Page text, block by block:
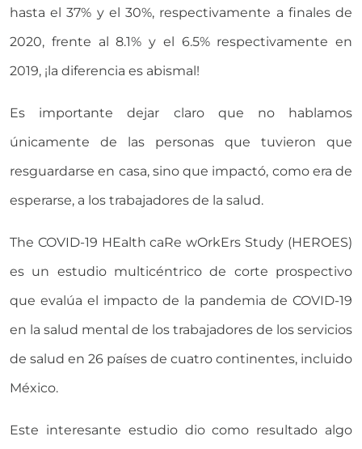
hasta el 37% y el 30%, respectivamente a finales de
2020, frente al 8.1% y el 6.5% respectivamente en
2019, ¡la diferencia es abismal!
Es importante dejar claro que no hablamos
únicamente de las personas que tuvieron que
resguardarse en casa, sino que impactó, como era de
esperarse, a los trabajadores de la salud.
The COVID-19 HEalth caRe wOrkErs Study (HEROES)
es un estudio multicéntrico de corte prospectivo
que evalúa el impacto de la pandemia de COVID-19
en la salud mental de los trabajadores de los servicios
de salud en 26 países de cuatro continentes, incluido
México.
Este interesante estudio dio como resultado algo